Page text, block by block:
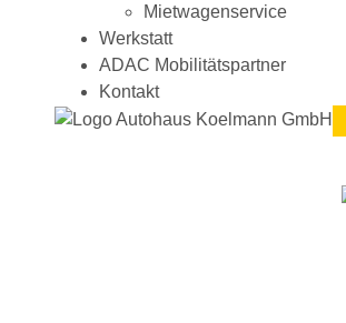
Mietwagenservice
Werkstatt
ADAC Mobilitätspartner
Kontakt